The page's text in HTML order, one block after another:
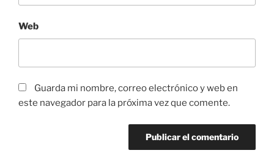
Web
Guarda mi nombre, correo electrónico y web en
este navegador para la próxima vez que comente.